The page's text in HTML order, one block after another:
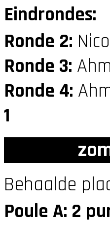
Eindrondes:
Ronde 2:
Ronde 3:
Ronde 4:
1
Behaalde
Poule A: 2